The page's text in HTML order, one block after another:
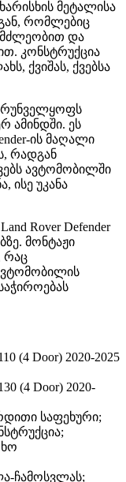
მეტალისა
რომლებიც
და
კონსტრუქცია
ქვიშას, ქვებსა
ამინდში. ეს
ის მაღალი
რადგან
ავტომობილში
ისე უკანა
Rover Defender
მონტაჟი
რაც
(4 Door) 2020-2025
(4 Door) 2020-
საფეხური;
ჩამოსვლას;